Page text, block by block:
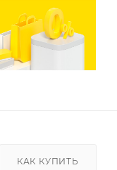
КАК КУПИТЬ